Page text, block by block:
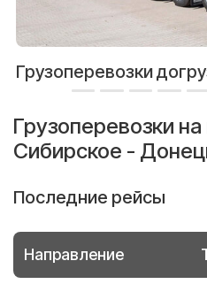
Грузоперевозки
Грузоперевозки
Сибирское -
Последние рейсы
Направление